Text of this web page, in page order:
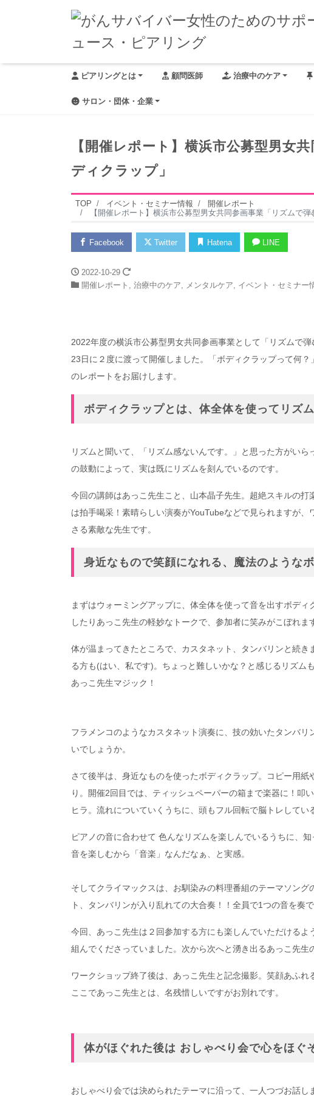
ピアリングとは 顧問医師 治療中のケア
サロン・団体・企業
【開催レポート】横浜市公募型男女
ディクラップ」
TOP イベント・セミナー情報
開催レポート
【開催レポート】横浜市公募型男女共同参画事業「リズムで弾
Facebook Twitter Hatena LINE
2022-10-29
開催レポート
治療中のケア メンタルケア イベント・セミナー
2022年度の横浜市公募型男女共同参画事業として「リズムで
23日に２度に渡って開催しました。「ボディクラップって何
のレポートをお届けします。
ボディクラップとは、体全体を使ってリズ
リズムと聞いて、「リズム感ないんです。」と思った方がい
の鼓動によって、実は既にリズムを刻んでいるのです。
今回の講師はあっこ先生こと、山本晶子先生。超絶スキルの
は拍手喝采！素晴らしい演奏がYouTubeなどで見られますが
さる素敵な先生です。
身近なもので笑顔になれる、魔法のような
まずはウォーミングアップに、体全体を使って音を出すボデ
したりあっこ先生の軽妙なトークで、参加者に笑みがこぼれま
体が温まってきたところで、カスタネット、タンバリンと続
る方も(はい、私です)。ちょっと難しいかな？と感じるリズム
あっこ先生マジック！
フラメンコのようなカスタネット演奏に、技の効いたタンバ
いでしょうか。
さて後半は、身近なものを使ったボディクラップ。コピー用
り。開催2回目では、ティッシュペーパーの箱まで楽器に！叩
ヒラ。流れについていくうちに、頭もフル回転で脳トレしてい
ピアノの音に合わせて 色んなリズムを楽しんでいるうちに、
音を楽しむから「音楽」なんだなぁ、と実感。
そしてクライマックスは、お馴染みの料理番組のテーマソン
ト、タンバリンが入り乱れての大合奏！！全員で1つの音を奏
今回、あっこ先生は２回参加する方にも楽しんでいただける
組んでくださっていました。次から次へと湧き出るあっこ先生
ワークショップ終了後は、あっこ先生と記念撮影。笑顔あふれ
ここであっこ先生とは、名残惜しいですがお別れです。
体がほぐれた後は おしゃべり会で心をほぐ
おしゃべり会では決められたテーマに沿って、一人つづお話し